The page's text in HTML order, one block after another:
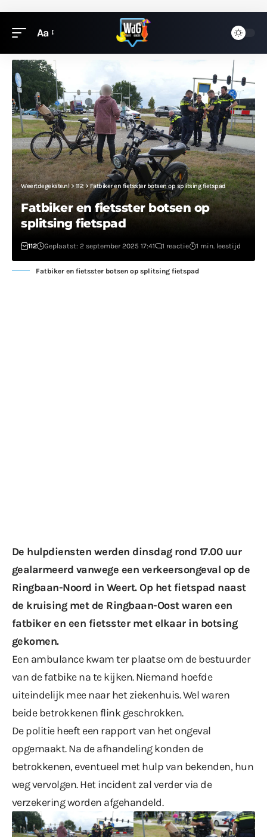
Aa
Weertdegekste.nl> 112> Fatbiker en fietsster botsen op splitsing fietspad
Fatbiker en fietsster botsen op
splitsing fietspad
112 Geplaatst: 2 september 2025 17:41 1 reactie 1 min. leestijd
Fatbiker en fietsster botsen op splitsing fietspad
De hulpdiensten werden dinsdag rond 17.00 uur
gealarmeerd vanwege een verkeersongeval op de
Ringbaan-Noord in Weert. Op het fietspad naast
de kruising met de Ringbaan-Oost waren een
fatbiker en een fietsster met elkaar in botsing
gekomen.
Een ambulance kwam ter plaatse om de bestuurder
van de fatbike na te kijken. Niemand hoefde
uiteindelijk mee naar het ziekenhuis. Wel waren
beide betrokkenen flink geschrokken.
De politie heeft een rapport van het ongeval
opgemaakt. Na de afhandeling konden de
betrokkenen, eventueel met hulp van bekenden, hun
weg vervolgen. Het incident zal verder via de
verzekering worden afgehandeld.